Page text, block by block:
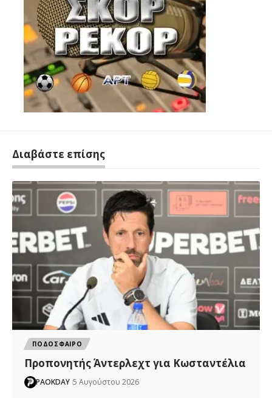
Διαβάστε επίσης
ΠΟΔΟΣΦΑΙΡΟ
Προπονητής Άντερλεχτ για Κωσταντέλια
PAOKDAY 5 Αυγούστου 2026